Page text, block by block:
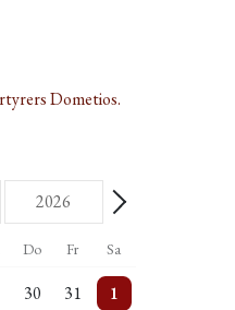
Dometios.
Weiter - Monat
Do Fr Sa
Veranstaltung
30
2 Veranstaltungen
31
Einzelne Veranstaltung
1
5 Veranstaltungen